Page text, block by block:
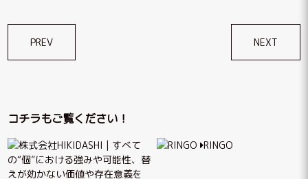
稿
ゲ
ー
シ
PREV NEXT
コチラもご覧ください！
RINGO